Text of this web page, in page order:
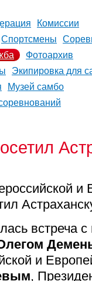
Комиссии
Спортсмены
Фотоархив
Экипировка для
Музей самбо
и
встреча
и
,